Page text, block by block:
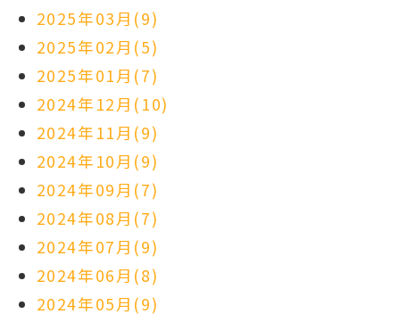
2025年03月(9)
2025年02月(5)
2025年01月(7)
2024年12月(10)
2024年11月(9)
2024年10月(9)
2024年09月(7)
2024年08月(7)
2024年07月(9)
2024年06月(8)
2024年05月(9)